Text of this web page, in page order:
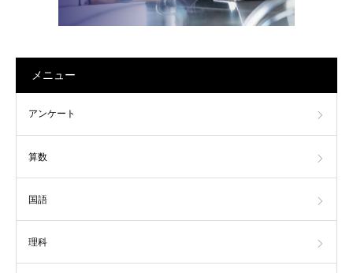
メニュー
アンケート
算数
国語
理科